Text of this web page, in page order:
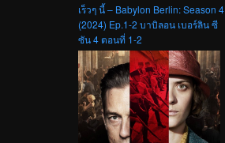
เร็วๆ นี้ – Babylon Berlin: Season 4
(2024) Ep.1-2 บาบิลอน เบอร์ลิน ซี
ซัน 4 ตอนที่ 1-2